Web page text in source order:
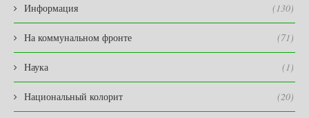
Информация (130)
На коммунальном фронте (71)
Наука (1)
Национальный колорит (20)